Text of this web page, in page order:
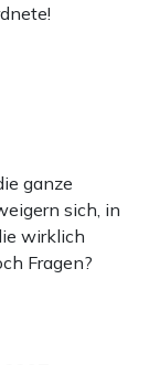
ganze
sich, in
wirklich
Fragen?